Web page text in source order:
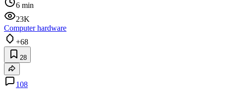
6 min
23K
Computer hardware
+68
28
108